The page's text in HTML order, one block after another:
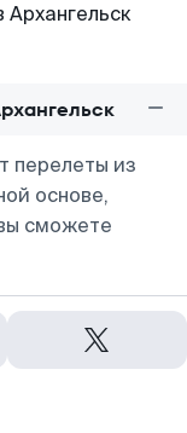
перелеты из
основе,
сможете